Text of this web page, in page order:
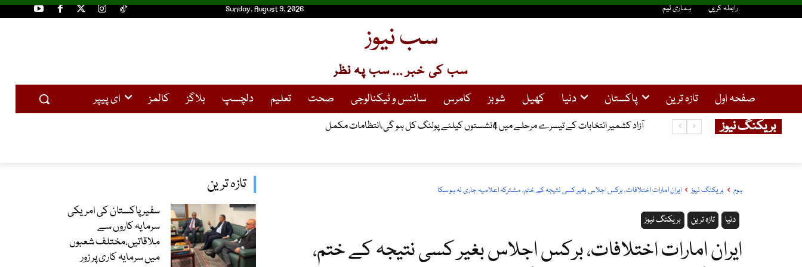
Sunday, August 9, 2026 رابطہ کریں ہماری ٹیم
سب نیوز
سب کی خبر ... سب پہ نظر
صفحہ اول تازہ ترین پاکستان دنیا کھیل شوبز کامرس سائنس و ٹیکنالوجی صحت تعلیم دلچسپ بلاگز کالمز ای پیپر
بریکنگ نیوز آزاد کشمیر انتخابات کے تیسرے مرحلے میں 4نشستوں کیلئے پولنگ کل ہو گی،انتظامات مکمل
مضبوط پارلیمان اور آئین کی بالادستی پاکستان کی ترقی کیلئے ناگزیر ہے،چیئرمین سینیٹ
تازہ ترین
سفیر پاکستان کی امریکی
سرمایہ کاروں سے
ملاقاتیں،مختلف شعبوں
میں سرمایہ کاری پر زور
ہوم بریکنگ نیوز ایران امارات اختلافات، برکس اجلاس بغیر کسی نتیجہ کے ختم، مشترکہ اعلامیہ جاری نہ ہو سکا
بریکنگ نیوز تازہ ترین دنیا
ایران امارات اختلافات، برکس اجلاس بغیر کسی نتیجہ کے ختم،